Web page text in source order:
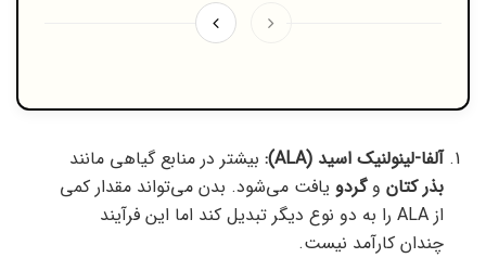
آلفا-لینولنیک اسید (ALA):
بیشتر در منابع گیاهی مانند
بذر کتان وگردو یافت می‌شود. بدن می‌تواند مقدار کمی
از ALA را به دو نوع دیگر تبدیل کند اما این فرآیند
چندان کارآمد نیست.